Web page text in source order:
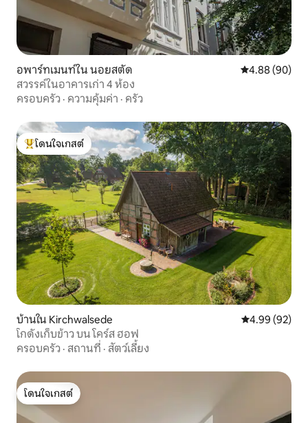
อพาร์ทเมนท์ใน นอยสตัด คะแนนเฉลี่ย
4.88 (90)
สวรรค์ในอาคารเก่า 4 ห้อง
ครอบครัว · ความคุ้มค่า · ครัว
โดนใจเกสต์ที่สุด
โดนใจเกสต์
บ้านใน Kirchwalsede คะแนนเฉลี่ย
4.99 (92)
โกดังเก็บข้าว บน โคร์ส ฮอฟ
ครอบครัว · สถานที่ · สัตว์เลี้ยง
โดนใจเกสต์
โดนใจเกสต์